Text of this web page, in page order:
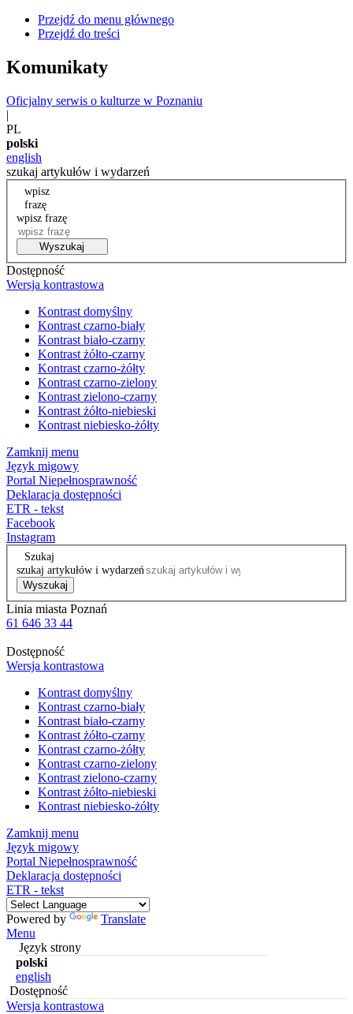
Przejdź do menu głównego
Przejdź do treści
Komunikaty
Oficjalny serwis o kulturze w Poznaniu
|
PL
polski
english
szukaj artykułów i wydarzeń
wpisz
frazę
wpisz frazę
Wyszukaj
Dostępność
Wersja kontrastowa
Kontrast domyślny
Kontrast czarno-biały
Kontrast biało-czarny
Kontrast żółto-czarny
Kontrast czarno-żółty
Kontrast czarno-zielony
Kontrast zielono-czarny
Kontrast żółto-niebieski
Kontrast niebiesko-żółty
Zamknij menu
Język migowy
Portal Niepełnosprawność
Deklaracja dostępności
ETR - tekst
Facebook
Instagram
Szukaj
szukaj artykułów i wydarzeń
Wyszukaj
Linia miasta Poznań
61 646 33 44
Dostępność
Wersja kontrastowa
Kontrast domyślny
Kontrast czarno-biały
Kontrast biało-czarny
Kontrast żółto-czarny
Kontrast czarno-żółty
Kontrast czarno-zielony
Kontrast zielono-czarny
Kontrast żółto-niebieski
Kontrast niebiesko-żółty
Zamknij menu
Język migowy
Portal Niepełnosprawność
Deklaracja dostępności
ETR - tekst
Powered by
Translate
Menu
Język strony
polski
english
Dostępność
Wersja kontrastowa